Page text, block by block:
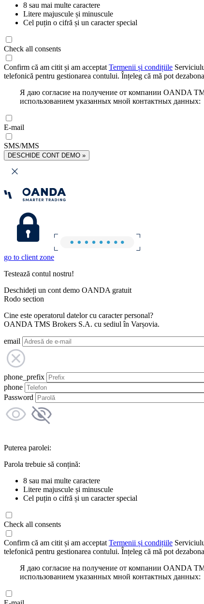
8 sau mai multe caractere
Litere majuscule și minuscule
Cel puțin o cifră și un caracter special
Check all consents
Confirm că am citit și am acceptat Termenii și condițiile
telefonică pentru gestionarea contului. Înțeleg că mă pot
Я даю согласие на получение от компании OANDA
использованием указанных мной контактных данных:
E-mail
SMS/MMS
DESCHIDE CONT DEMO »
go to client zone
Testează contul nostru!
Deschideți un cont demo OANDA gratuit
Rodo section
Cine este operatorul datelor cu caracter personal?
OANDA TMS Brokers S.A. cu sediul în Varșovia.
email
phone_prefix
phone
Password
Puterea parolei:
Parola trebuie să conțină:
8 sau mai multe caractere
Litere majuscule și minuscule
Cel puțin o cifră și un caracter special
Check all consents
Confirm că am citit și am acceptat Termenii și condițiile
telefonică pentru gestionarea contului. Înțeleg că mă pot
Я даю согласие на получение от компании OANDA
использованием указанных мной контактных данных: